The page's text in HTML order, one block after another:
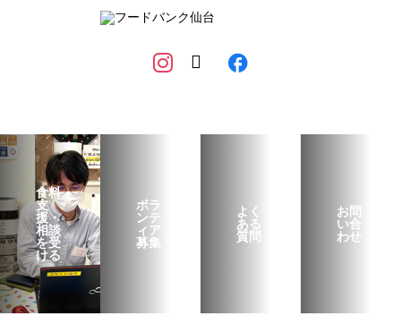
食料
支
援・
相談
を受
ける
ボラ
ンテ
ィア
募集
よく
ある
質問
お問
い合
わせ